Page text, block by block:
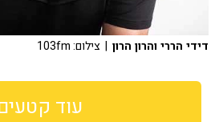
דידי הררי והרון הרון | צילום: 103fm
עוד